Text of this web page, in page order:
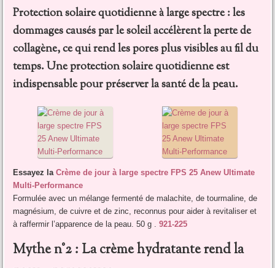
Protection solaire quotidienne à large spectre : les
dommages causés par le soleil accélèrent la perte de
collagène, ce qui rend les pores plus visibles au fil du
temps. Une protection solaire quotidienne est
indispensable pour préserver la santé de la peau.
Essayez laCrème de jour à large spectre FPS 25 Anew Ultimate
Multi-Performance
Formulée avec un mélange fermenté de malachite, de tourmaline, de
magnésium, de cuivre et de zinc, reconnus pour aider à revitaliser et
à raffermir l’apparence de la peau. 50 g .921-225
Mythe n°2 : La crème hydratante rend la